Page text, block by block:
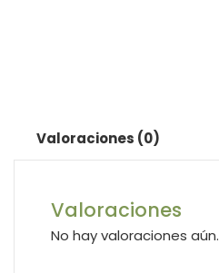
Valoraciones (0)
Valoraciones
No hay valoraciones aún.